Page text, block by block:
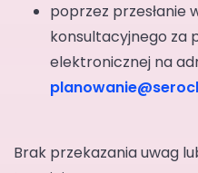
poprzez przesłanie
konsultacyjnego za
elektronicznej na
Brak przekazania uwag